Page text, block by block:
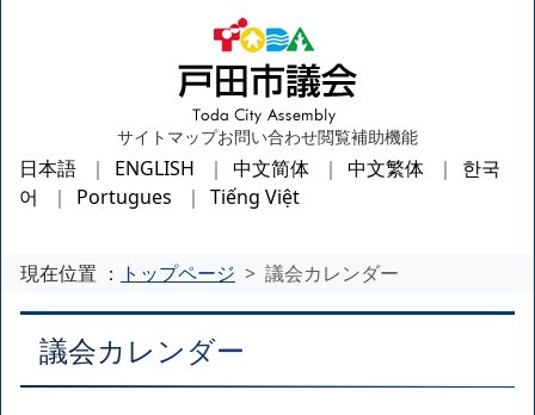
サイトマップお問い合わせ閲覧補助機能
日本語 ENGLISH 中文简体 中文繁体
한국
어
Portugues Tiếng Việt
現在位置 ： トップページ 議会カレンダー
議会カレンダー